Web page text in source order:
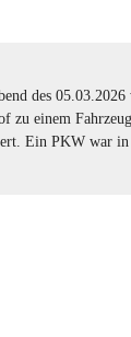
des
zu einem
Ein PKW war in